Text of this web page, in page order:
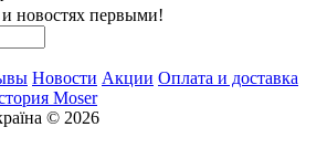
новостях первыми!
Новости Акции Оплата и доставка
Moser
© 2026